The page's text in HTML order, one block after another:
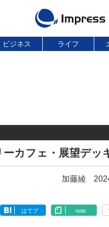
ビジネス ライフ
カフェ・展望デッ
加藤綾
はてブ note